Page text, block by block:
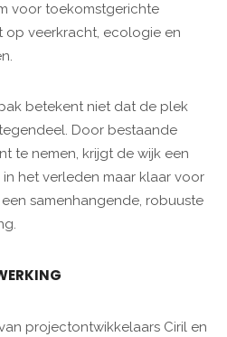
voor toekomstgerichte
op veerkracht, ecologie en
betekent niet dat de plek
Door bestaande
te nemen, krijgt de wijk een
het verleden maar klaar voor
samenhangende, robuuste
projectontwikkelaars Ciril en